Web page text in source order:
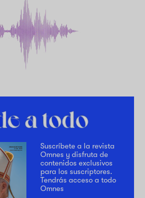
Suscríbete a la revista
Omnes y disfruta de
contenidos exclusivos
para los suscriptores.
Tendrás acceso a todo
Omnes